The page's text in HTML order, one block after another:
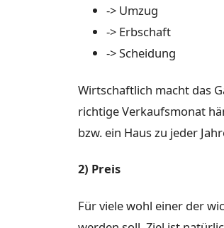
-> Umzug
-> Erbschaft
-> Scheidung
Wirtschaftlich macht das
richtige Verkaufsmonat
bzw. ein Haus zu jeder
2) Preis
Für viele wohl einer der